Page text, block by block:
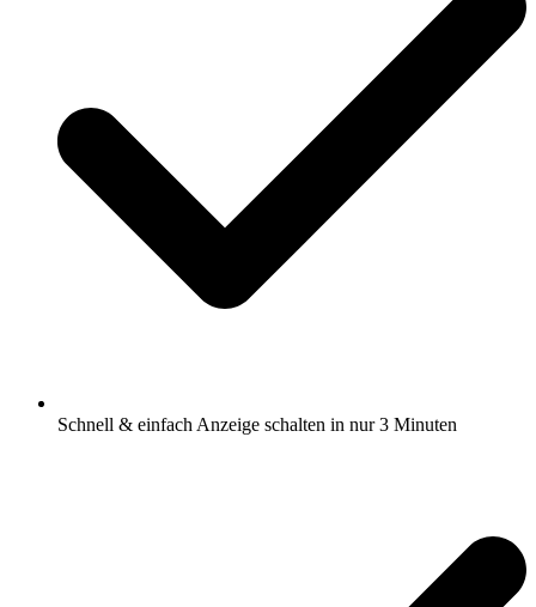
Schnell & einfach Anzeige schalten in nur 3 Minuten